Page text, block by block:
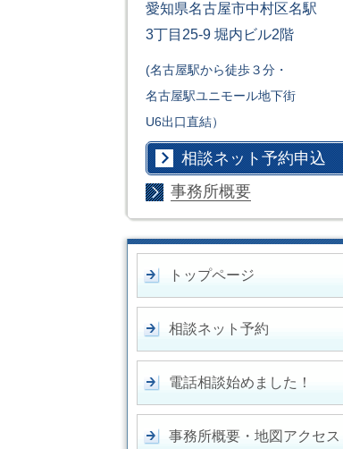
愛知県名古屋市中村区名駅
3丁目25-9 堀内ビル2階
(名古屋駅から徒歩３分・
名古屋駅ユニモール地下街
U6出口直結）
相談ネット予約申込
事務所概要
トップページ
相談ネット予約
電話相談始めました！
事務所概要・地図アクセス